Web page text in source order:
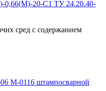
0,66(М)-20-С1 ТУ 24.20.40-
сред с содержанием
0116 штампосварной